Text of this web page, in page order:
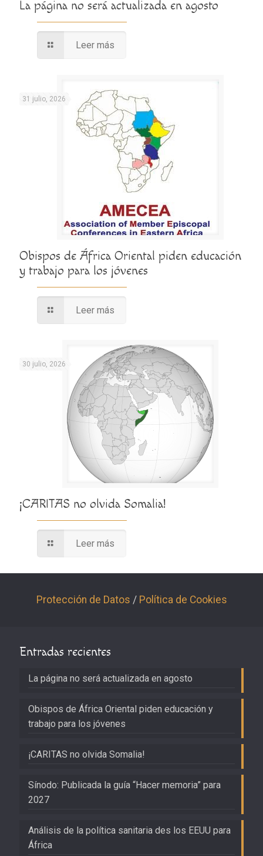
La página no será actualizada en agosto
Leer más
31 julio, 2026
Obispos de África Oriental piden educación
y trabajo para los jóvenes
Leer más
30 julio, 2026
¡CARITAS no olvida Somalia!
Leer más
Protección de Datos / Política de Cookies
Entradas recientes
La página no será actualizada en agosto
Obispos de África Oriental piden educación y
trabajo para los jóvenes
¡CARITAS no olvida Somalia!
Sínodo: Publicada la guía “Hacer memoria” para
2027
Análisis de la política sanitaria des los EEUU para
África